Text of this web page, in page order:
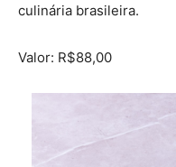
culinária brasileira.
Valor: R$88,00